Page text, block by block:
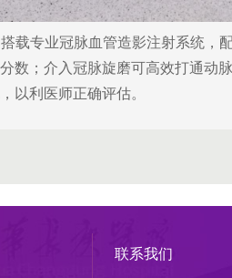
专业冠脉血管造影注射系统，
；介入冠脉旋磨可高效打通动
以利医师正确评估。
联系我们